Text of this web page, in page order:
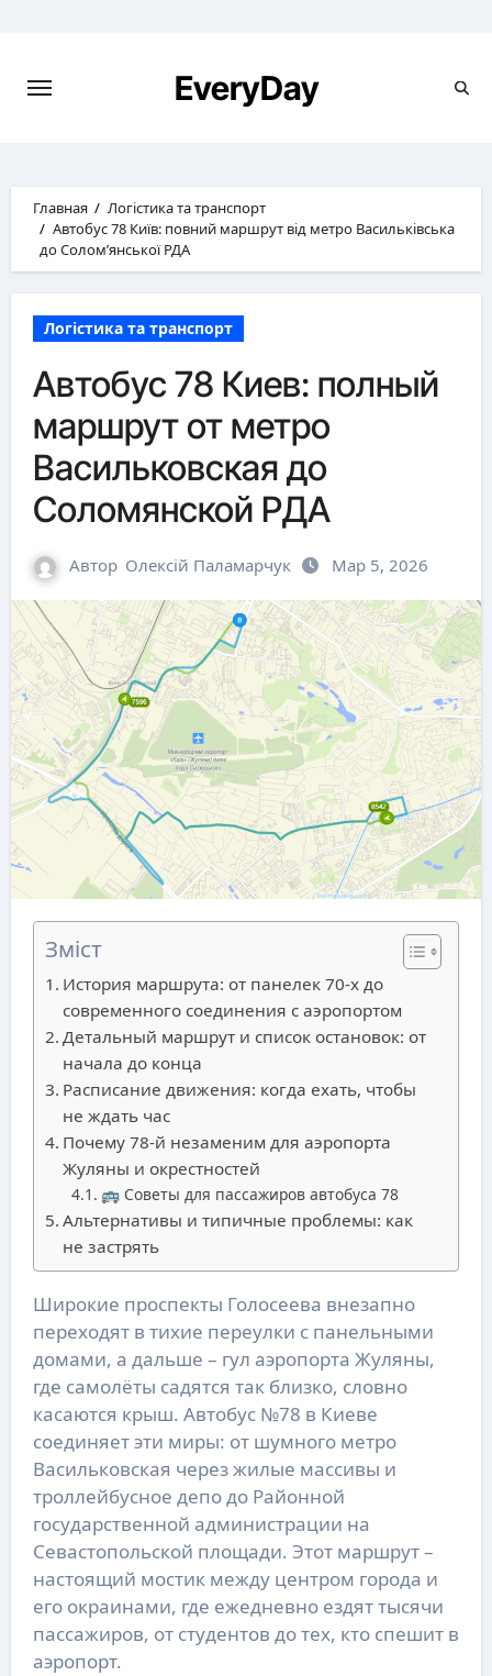
EveryDay
Главная
Логістика та транспорт
Автобус 78 Київ: повний маршрут від метро Васильківська
до Солом’янської РДА
Логістика та транспорт
Автобус 78 Киев: полный
маршрут от метро
Васильковская до
Соломянской РДА
Автор Олексій Паламарчук Мар 5, 2026
Зміст
История маршрута: от панелек 70-х до
современного соединения с аэропортом
Детальный маршрут и список остановок: от
начала до конца
Расписание движения: когда ехать, чтобы
не ждать час
Почему 78-й незаменим для аэропорта
Жуляны и окрестностей
🚌 Советы для пассажиров автобуса 78
Альтернативы и типичные проблемы: как
не застрять
Широкие проспекты Голосеева внезапно
переходят в тихие переулки с панельными
домами, а дальше – гул аэропорта Жуляны,
где самолёты садятся так близко, словно
касаются крыш. Автобус №78 в Киеве
соединяет эти миры: от шумного метро
Васильковская через жилые массивы и
троллейбусное депо до Районной
государственной администрации на
Севастопольской площади. Этот маршрут –
настоящий мостик между центром города и
его окраинами, где ежедневно ездят тысячи
пассажиров, от студентов до тех, кто спешит в
аэропорт.